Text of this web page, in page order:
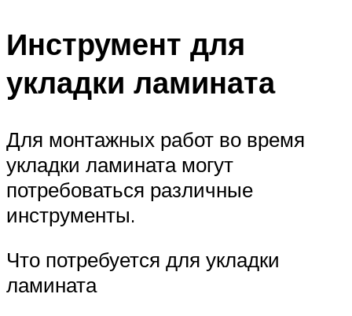
Инструмент для
укладки ламината
Для монтажных работ во время
укладки ламината могут
потребоваться различные
инструменты.
Что потребуется для укладки
ламината